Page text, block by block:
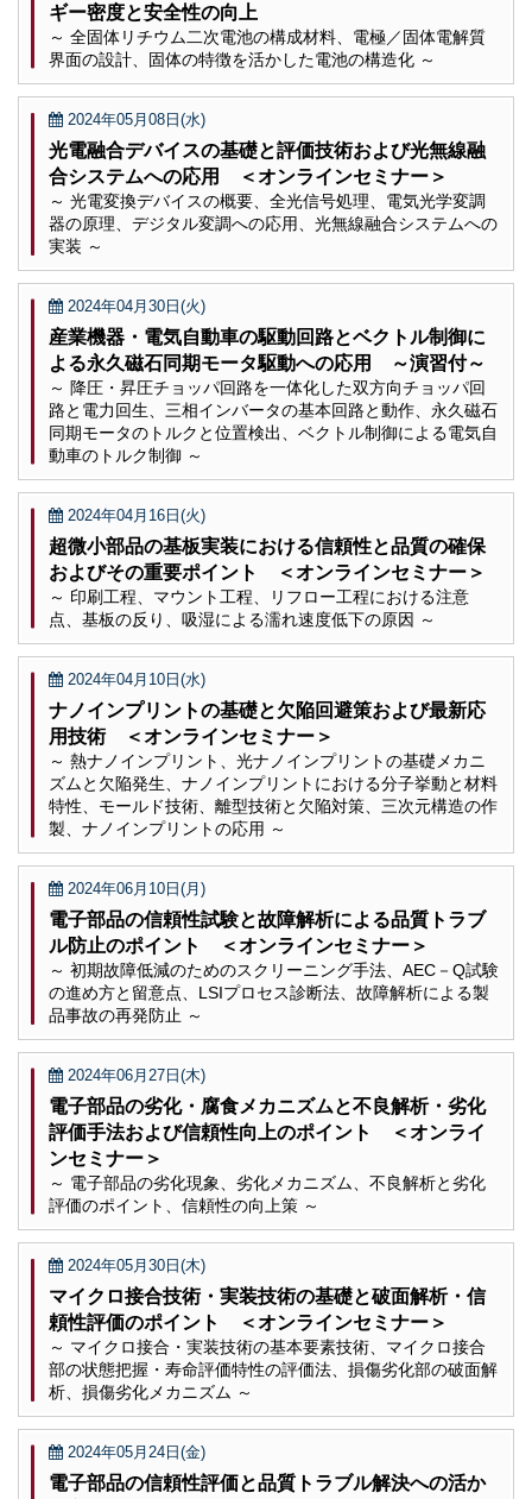
ギー密度と安全性の向上
～ 全固体リチウム二次電池の構成材料、電極／固体電解質
界面の設計、固体の特徴を活かした電池の構造化 ～
2024年05月08日(水)
光電融合デバイスの基礎と評価技術および光無線融
合システムへの応用 ＜オンラインセミナー＞
～ 光電変換デバイスの概要、全光信号処理、電気光学変調
器の原理、デジタル変調への応用、光無線融合システムへの
実装 ～
2024年04月30日(火)
産業機器・電気自動車の駆動回路とベクトル制御に
よる永久磁石同期モータ駆動への応用 ～演習付～
～ 降圧・昇圧チョッパ回路を一体化した双方向チョッパ回
路と電力回生、三相インバータの基本回路と動作、永久磁石
同期モータのトルクと位置検出、ベクトル制御による電気自
動車のトルク制御 ～
2024年04月16日(火)
超微小部品の基板実装における信頼性と品質の確保
およびその重要ポイント ＜オンラインセミナー＞
～ 印刷工程、マウント工程、リフロー工程における注意
点、基板の反り、吸湿による濡れ速度低下の原因 ～
2024年04月10日(水)
ナノインプリントの基礎と欠陥回避策および最新応
用技術 ＜オンラインセミナー＞
～ 熱ナノインプリント、光ナノインプリントの基礎メカニ
ズムと欠陥発生、ナノインプリントにおける分子挙動と材料
特性、モールド技術、離型技術と欠陥対策、三次元構造の作
製、ナノインプリントの応用 ～
2024年06月10日(月)
電子部品の信頼性試験と故障解析による品質トラブ
ル防止のポイント ＜オンラインセミナー＞
～ 初期故障低減のためのスクリーニング手法、AEC－Q試験
の進め方と留意点、LSIプロセス診断法、故障解析による製
品事故の再発防止 ～
2024年06月27日(木)
電子部品の劣化・腐食メカニズムと不良解析・劣化
評価手法および信頼性向上のポイント ＜オンライ
ンセミナー＞
～ 電子部品の劣化現象、劣化メカニズム、不良解析と劣化
評価のポイント、信頼性の向上策 ～
2024年05月30日(木)
マイクロ接合技術・実装技術の基礎と破面解析・信
頼性評価のポイント ＜オンラインセミナー＞
～ マイクロ接合・実装技術の基本要素技術、マイクロ接合
部の状態把握・寿命評価特性の評価法、損傷劣化部の破面解
析、損傷劣化メカニズム ～
2024年05月24日(金)
電子部品の信頼性評価と品質トラブル解決への活か